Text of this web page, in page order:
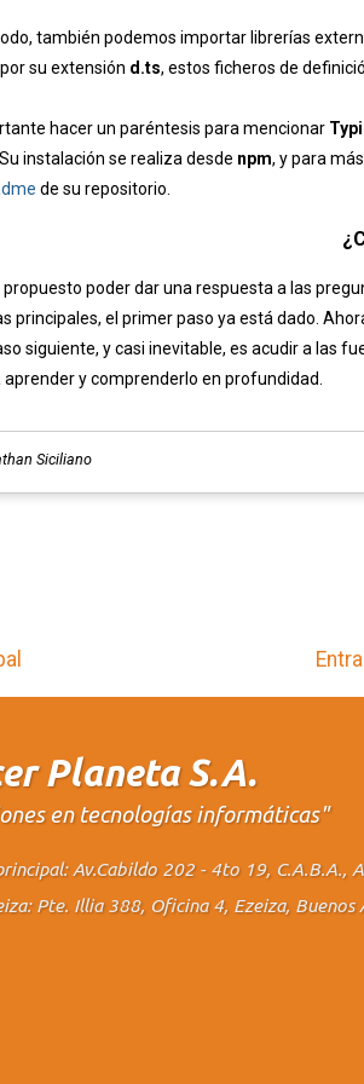
también podemos importar librerías
su extensión d.ts, estos ficheros de
hacer un paréntesis para mencionar
instalación se realiza desde npm, y para
de su repositorio.
propuesto poder dar una respuesta a las
principales, el primer paso ya está dado.
siguiente, y casi inevitable, es acudir a las
y comprenderlo en profundidad.
Siciliano
Planeta S.A.
en tecnologías informáticas"
Av.Cabildo 202 - 4to 19, C.A.B.A.,
Pte. Illia 388, Oficina 4, Ezeiza,